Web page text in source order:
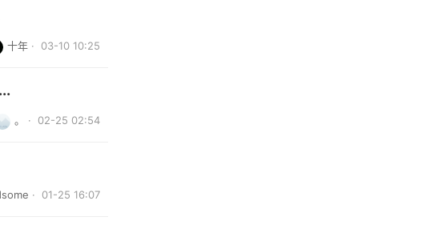
十年 · 03-10 10:25
。 · 02-25 02:54
· 01-25 16:07